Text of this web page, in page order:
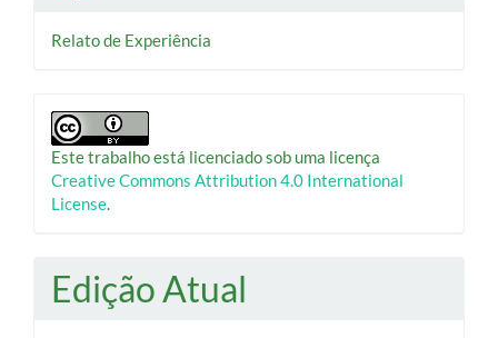
Relato de Experiência
Este trabalho está licenciado sob uma licença
Creative Commons Attribution 4.0 International
License.
Edição Atual